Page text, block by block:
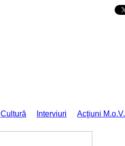
Cultură Interviuri Acţiuni M.o.V.